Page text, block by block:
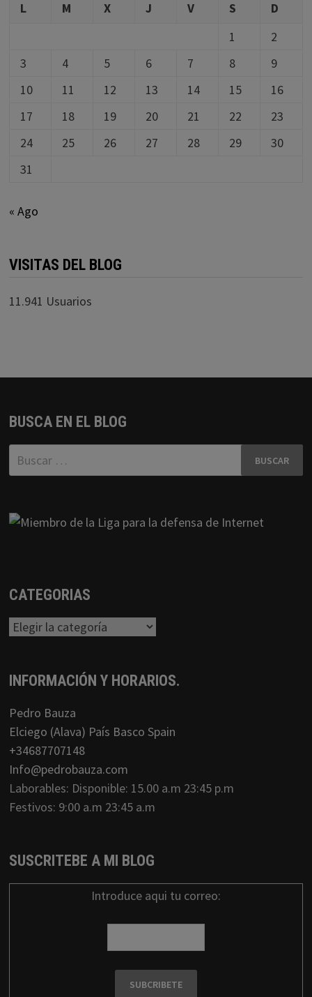
L
M X J V S
D
1
2
3
4 5 6 7 8
9
10
11 12 13 14 15
16
17
18 19 20 21 22
23
24
25 26 27 28 29
30
31
« Ago
VISITAS DEL BLOG
11.941 Usuarios
BUSCA EN EL BLOG
Buscar:
CATEGORIAS
Categorias
INFORMACIÓN Y HORARIOS.
Pedro Bauza
Elciego (Alava) País Basco Spain
+34687707148
Info@pedrobauza.com
Laborables: Disponible: 15.00 a.m 23:45 p.m
Festivos: 9:00 a.m 23:45 a.m
SUSCRITEBE A MI BLOG
Introduce aqui tu correo: